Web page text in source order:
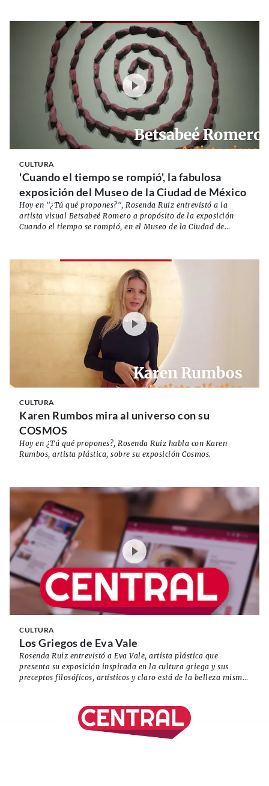
CULTURA
'Cuando el tiempo se rompió', la fabulosa
exposición del Museo de la Ciudad de México
Hoy en "¿Tú qué propones?", Rosenda Ruiz entrevistó a la
artista visual Betsabeé Romero a propósito de la exposición
Cuando el tiempo se rompió, en el Museo de la Ciudad de
CULTURA
Karen Rumbos mira al universo con su
COSMOS
Hoy en ¿Tú qué propones?, Rosenda Ruiz habla con Karen
Rumbos, artista plástica, sobre su exposición Cosmos.
CULTURA
Los Griegos de Eva Vale
Rosenda Ruiz entrevistó a Eva Vale, artista plástica que
presenta su exposición inspirada en la cultura griega y sus
preceptos filosóficos, artísticos y claro está de la belleza misma.